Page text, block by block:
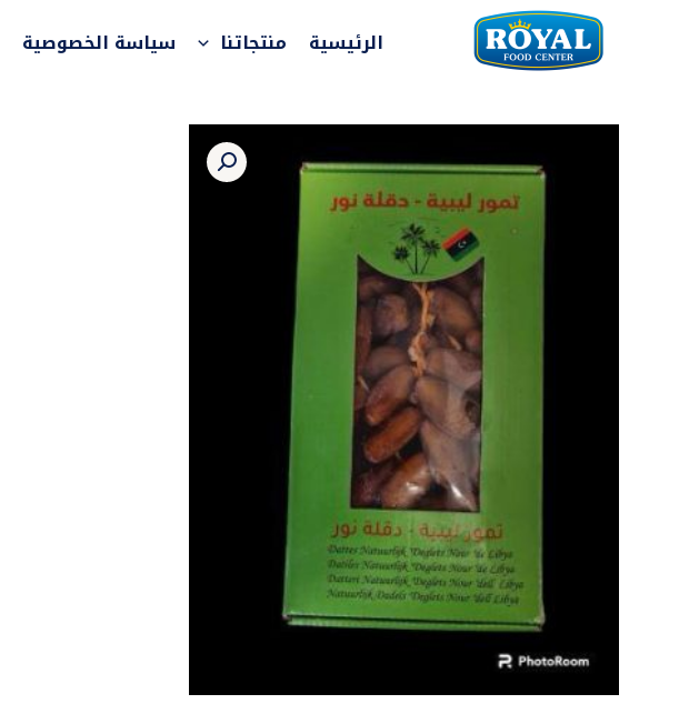
الرئيسية منتجاتنا سياسة الخصوصية